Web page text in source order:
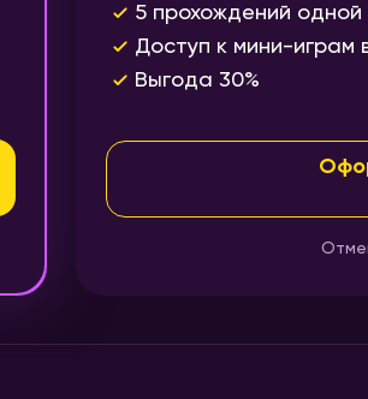
5 прохождений одной
Доступ к мини-играм
Выгода 30%